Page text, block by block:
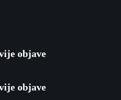
objave
objave